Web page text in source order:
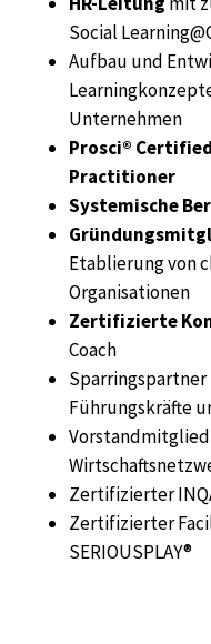
Social Lea
Aufbau und
Unternehmen
Prosci®
Practitioner
Systemische
Etablierung von
Organisationen
Zertifizierte
Coach
Führungskräfte
Vorstandmitglied
Zertifizierter
Zertifizierter
SERIOUSPLAY®